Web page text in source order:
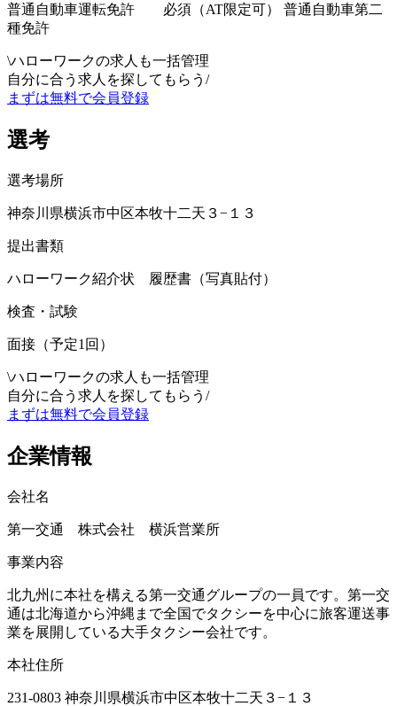
普通自動車運転免許 必須（AT限定可） 普通自動車第二
種免許
\ハローワークの求人も一括管理
自分に合う求人を探してもらう /
まずは無料で会員登録
選考
選考場所
神奈川県横浜市中区本牧十二天３−１３
提出書類
ハローワーク紹介状 履歴書（写真貼付）
検査・試験
面接（予定1回）
\ハローワークの求人も一括管理
自分に合う求人を探してもらう /
まずは無料で会員登録
企業情報
会社名
第一交通 株式会社 横浜営業所
事業内容
北九州に本社を構える第一交通グループの一員です。第一交
通は北海道から沖縄まで全国でタクシーを中心に旅客運送事
業を展開している大手タクシー会社です。
本社住所
231-0803 神奈川県横浜市中区本牧十二天３−１３